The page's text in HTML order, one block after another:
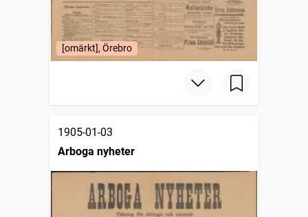
[omärkt], Örebro
1905-01-03
Arboga nyheter